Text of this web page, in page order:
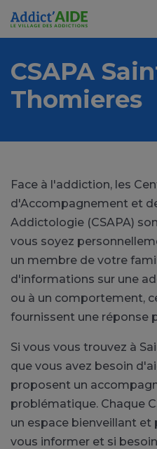
Aller au contenu principal
CSAPA
Thomieres
Face à l'addiction, les
d'Accompagnement et
Addictologie (CSAPA)
vous soyez
un membre de votre
d'informations sur une
ou à un comportement,
fournissent une réponse
Si vous vous trouvez à
que vous avez besoin
proposent un
problématique. Chaque
un espace bienveillant et
vous informer et si
Panneau de gestion des